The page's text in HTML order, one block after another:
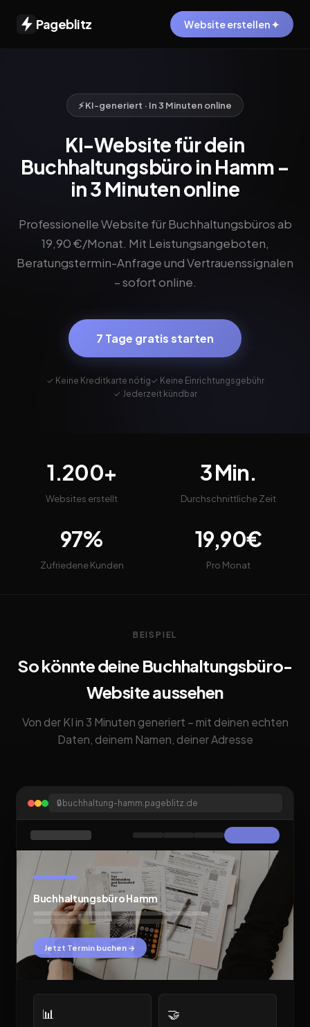
Pageblitz Website erstellen ✦
⚡ KI-generiert · In 3 Minuten online
KI-Website für dein
Buchhaltungsbüro in Hamm –
in 3 Minuten online
Professionelle Website für Buchhaltungsbüros ab
19,90 €/Monat. Mit Leistungsangeboten,
Beratungstermin-Anfrage und Vertrauenssignalen
– sofort online.
7 Tage gratis starten
✓ Keine Kreditkarte nötig✓ Keine Einrichtungsgebühr
✓ Jederzeit kündbar
1.200+
Websites erstellt
3 Min.
Durchschnittliche Zeit
97%
Zufriedene Kunden
19,90€
Pro Monat
BEISPIEL
So könnte deine Buchhaltungsbüro-
Website aussehen
Von der KI in 3 Minuten generiert – mit deinen echten
Daten, deinem Namen, deiner Adresse
🔒 buchhaltung-hamm.pageblitz.de
Buchhaltungsbüro Hamm
Jetzt Termin buchen →
📊 🤝